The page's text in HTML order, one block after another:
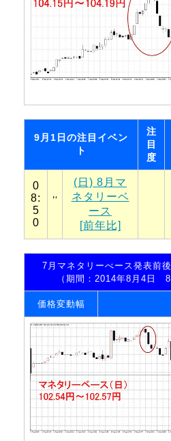
9月1日の注目イベン
ト
注
目
度
0
8:
5
0
(日) 8月マ
ネタリーベ
ース
[前年比]
7月マネタリーべース発表前
（期間：2014年8月4日
価格変動幅